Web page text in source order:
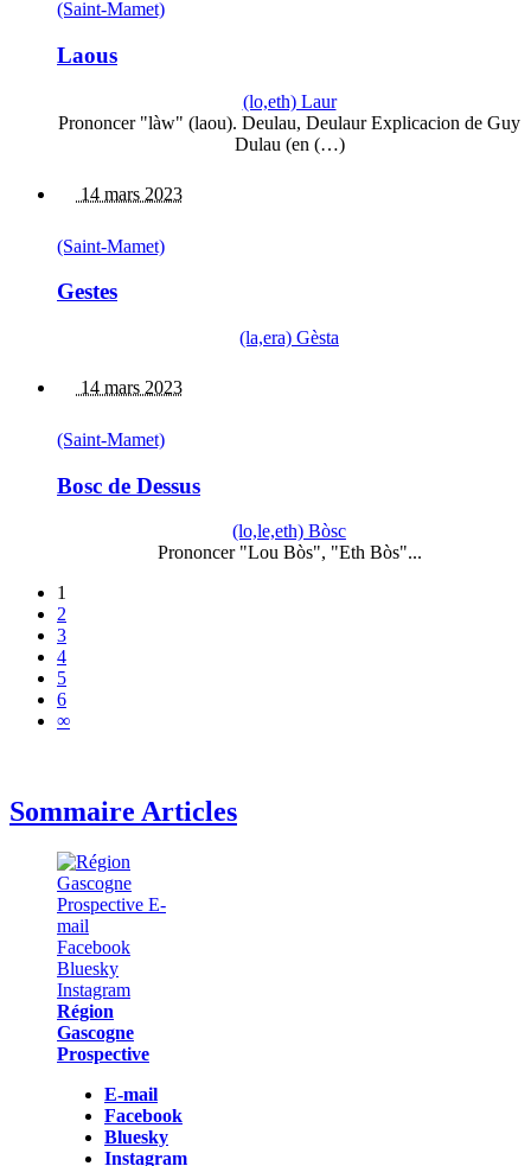
(Saint-Mamet)
Laous
(lo,eth) Laur
Prononcer "làw" (laou). Deulau, Deulaur Explicacion de Guy
Dulau (en (…)
14 mars 2023
(Saint-Mamet)
Gestes
(la,era) Gèsta
14 mars 2023
(Saint-Mamet)
Bosc de Dessus
(lo,le,eth) Bòsc
Prononcer "Lou Bòs", "Eth Bòs"...
1
2
3
4
5
6
∞
Sommaire Articles
Région
Gascogne
Prospective
E-mail
Facebook
Bluesky
Instagram